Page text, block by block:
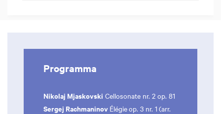
Programma
Nikolaj Mjaskovski Cellosonate nr. 2 op. 81
Sergej Rachmaninov Élégieop. 3 nr. 1 (arr.